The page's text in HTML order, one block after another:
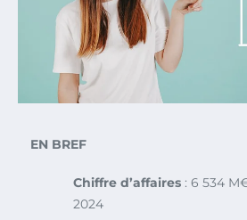
EN BREF
Chiffre d’affaires : 6 534
2024